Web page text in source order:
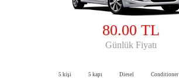
ABOUT US
CONTACT US
80.00 TL
Günlük Fiyatı
5 kişi 5 kapı Diesel Conditioner